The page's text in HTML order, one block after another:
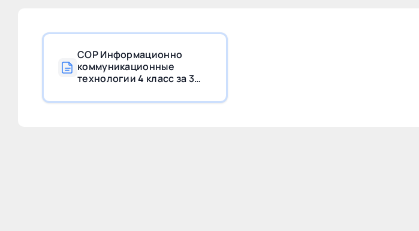
СОР Информационно
коммуникационные
технологии 4 класс за 3